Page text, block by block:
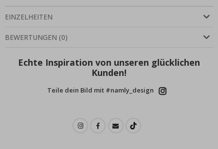
EINZELHEITEN
BEWERTUNGEN (0)
Echte Inspiration von unseren glücklichen
Kunden!
Teile dein Bild mit #namly_design